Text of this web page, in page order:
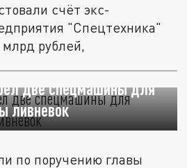
счёт экс-
"Спецтехника"
рублей,
две спецмашины для
ливневок
по поручению главы